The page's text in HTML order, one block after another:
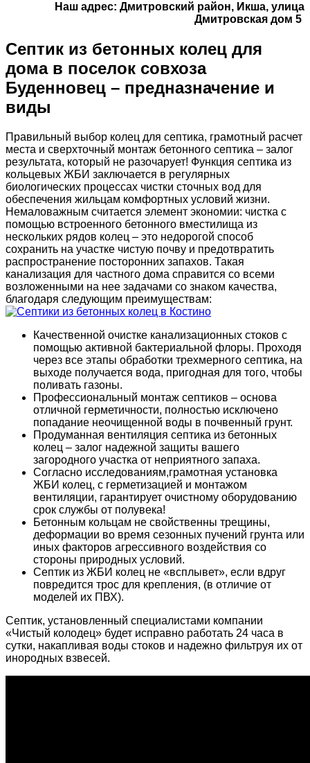
Наш адрес: Дмитровский район, Икша, улица
Дмитровская дом 5
Септик из бетонных колец для
дома в поселок совхоза
Буденновец – предназначение и
виды
Правильный выбор колец для септика, грамотный расчет
места и сверхточный монтаж бетонного септика – залог
результата, который не разочарует! Функция септика из
кольцевых ЖБИ заключается в регулярных
биологических процессах чистки сточных вод для
обеспечения жильцам комфортных условий жизни.
Немаловажным считается элемент экономии: чистка с
помощью встроенного бетонного вместилища из
нескольких рядов колец – это недорогой способ
сохранить на участке чистую почву и предотвратить
распространение посторонних запахов. Такая
канализация для частного дома справится со всеми
возложенными на нее задачами со знаком качества,
благодаря следующим преимуществам:
Качественной очистке канализационных стоков с
помощью активной бактериальной флоры. Проходя
через все этапы обработки трехмерного септика, на
выходе получается вода, пригодная для того, чтобы
поливать газоны.
Профессиональный монтаж септиков – основа
отличной герметичности, полностью исключено
попадание неочищенной воды в почвенный грунт.
Продуманная вентиляция септика из бетонных
колец – залог надежной защиты вашего
загородного участка от неприятного запаха.
Согласно исследованиям,грамотная установка
ЖБИ колец, с герметизацией и монтажом
вентиляции, гарантирует очистному оборудованию
срок службы от полувека!
Бетонным кольцам не свойственны трещины,
деформации во время сезонных пучений грунта или
иных факторов агрессивного воздействия со
стороны природных условий.
Септик из ЖБИ колец не «всплывет», если вдруг
повредится трос для крепления, (в отличие от
моделей их ПВХ).
Септик, установленный специалистами компании
«Чистый колодец» будет исправно работать 24 часа в
сутки, накапливая воды стоков и надежно фильтруя их от
инородных взвесей.